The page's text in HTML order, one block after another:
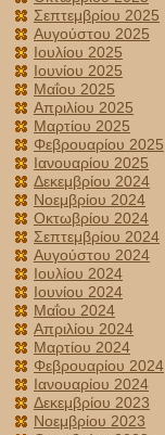
Σεπτεμβρίου 2025
Αυγούστου 2025
Ιουλίου 2025
Ιουνίου 2025
Μαΐου 2025
Απριλίου 2025
Μαρτίου 2025
Φεβρουαρίου 2025
Ιανουαρίου 2025
Δεκεμβρίου 2024
Νοεμβρίου 2024
Οκτωβρίου 2024
Σεπτεμβρίου 2024
Αυγούστου 2024
Ιουλίου 2024
Ιουνίου 2024
Μαΐου 2024
Απριλίου 2024
Μαρτίου 2024
Φεβρουαρίου 2024
Ιανουαρίου 2024
Δεκεμβρίου 2023
Νοεμβρίου 2023